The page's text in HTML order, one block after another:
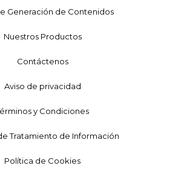
Generación de Contenidos
Nuestros Productos
Contáctenos
Aviso de privacidad
y Condiciones
Tratamiento de Información
Política de Cookies